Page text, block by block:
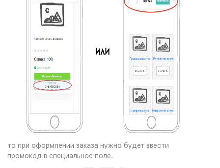
то при оформлении заказа нужно будет ввести
промокод в специальное поле.